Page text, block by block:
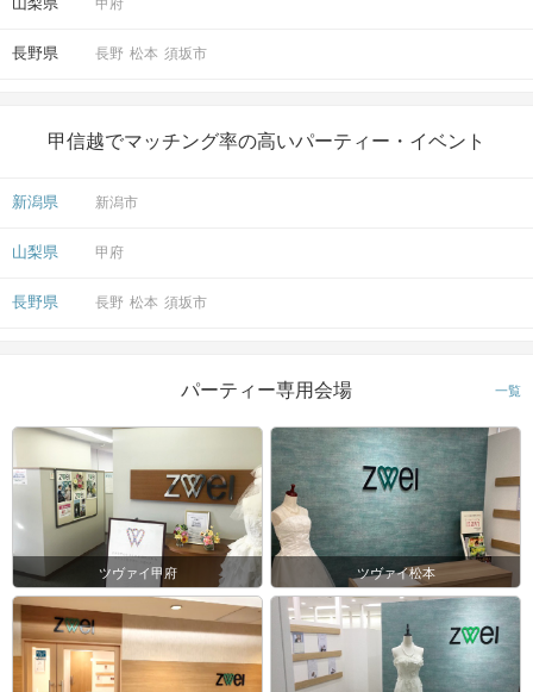
長野県 長野 松本 須坂市
甲信越でマッチング率の高いパーティー・イベント
新潟県 新潟市
山梨県 甲府
長野県 長野 松本 須坂市
パーティー専用会場 一覧
ツヴァイ甲府 ツヴァイ松本